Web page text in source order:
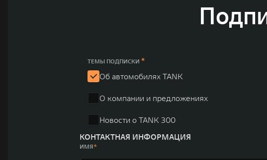
зарегистрирована на Гонконгской и Шанхайской фондовых биржах в 2003 и 2011 годах
обслуживание автомобилей и запчастей. Значительная доля инвестиций GWM
обеспечивает технологическое преимущество GWM и позволяет создавать более
млн автомобилей в год. По итогам 2021 года общая выручка компании увеличилась
пикапов в Китае. На сегодняшний день концерн GWM создал мировую систему
глобальную систему «14+5», которая включает 10 внутренних производственных
ТЕМЫ ПОДПИСКИ *
Об автомобилях TANK
О компании и предложениях
Новости о TANK 300
КОНТАКТНАЯ ИНФОРМАЦИЯ
ИМЯ